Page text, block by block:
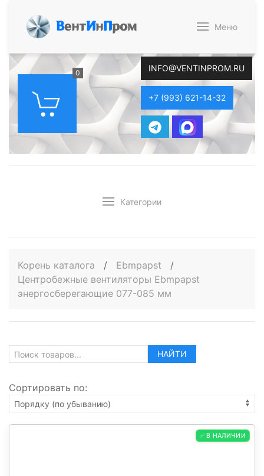
ВентИнПром Меню
0 INFO@VENTINPROM.RU
+7 (993) 621-14-32
Категории
Корень каталога / Ebmpapst
/
Центробежные вентиляторы Ebmpapst
энергосберегающие 077-085 мм
НАЙТИ
Сортировать по:
✅ В НАЛИЧИИ